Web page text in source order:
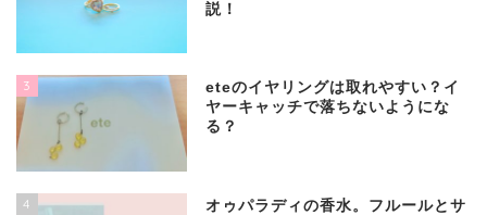
説！
3
eteのイヤリングは取れやすい？イ
ヤーキャッチで落ちないようにな
る？
4
オゥパラディの香水。フルールとサ